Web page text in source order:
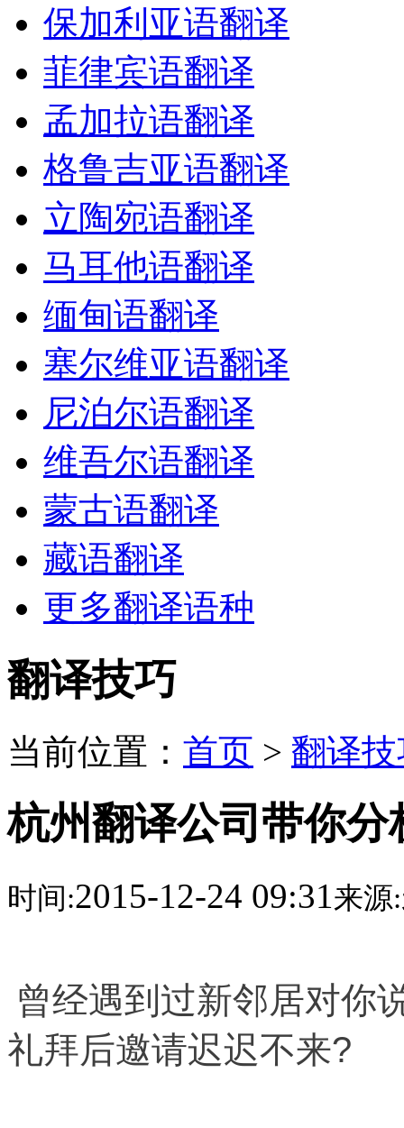
保加利亚语翻译
菲律宾语翻译
孟加拉语翻译
格鲁吉亚语翻译
立陶宛语翻译
马耳他语翻译
缅甸语翻译
塞尔维亚语翻译
尼泊尔语翻译
维吾尔语翻译
蒙古语翻译
藏语翻译
更多翻译语种
翻译技巧
当前位置： 首页 > 翻译
杭州翻译公司带你
时间:2015-12-24 09:31来源:
曾经遇到过新邻居对你
礼拜后邀请迟迟不来?